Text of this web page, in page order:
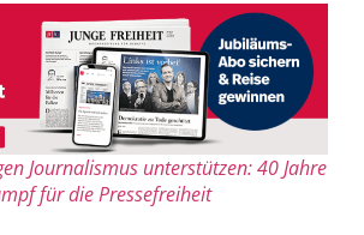
Journalismus unterstützen: 40 Jahre
für die Pressefreiheit